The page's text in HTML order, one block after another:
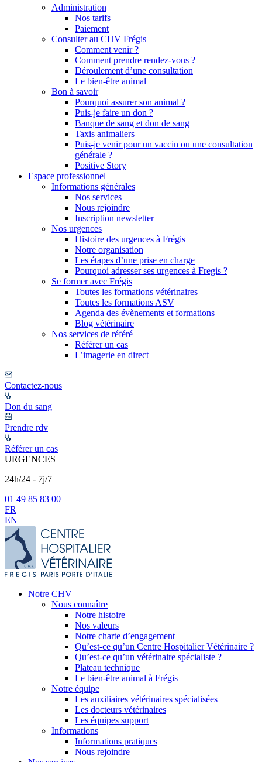
Administration
Nos tarifs
Paiement
Consulter au CHV Frégis
Comment venir ?
Comment prendre rendez-vous ?
Déroulement d’une consultation
Le bien-être animal
Bon à savoir
Pourquoi assurer son animal ?
Puis-je faire un don ?
Banque de sang et don de sang
Taxis animaliers
Puis-je venir pour un vaccin ou une consultation
générale ?
Positive Story
Espace professionnel
Informations générales
Nos services
Nous rejoindre
Inscription newsletter
Nos urgences
Histoire des urgences à Frégis
Notre organisation
Les étapes d’une prise en charge
Pourquoi adresser ses urgences à Fregis ?
Se former avec Frégis
Toutes les formations vétérinaires
Toutes les formations ASV
Agenda des évènements et formations
Blog vétérinaire
Nos services de référé
Référer un cas
L’imagerie en direct
Contactez-nous
Don du sang
Prendre rdv
Référer un cas
URGENCES
24h/24 - 7j/7
01 49 85 83 00
FR
EN
Notre CHV
Nous connaître
Notre histoire
Nos valeurs
Notre charte d’engagement
Qu’est-ce qu’un Centre Hospitalier Vétérinaire ?
Qu’est-ce qu’un vétérinaire spécialiste ?
Plateau technique
Le bien-être animal à Frégis
Notre équipe
Les auxiliaires vétérinaires spécialisées
Les docteurs vétérinaires
Les équipes support
Informations
Informations pratiques
Nous rejoindre